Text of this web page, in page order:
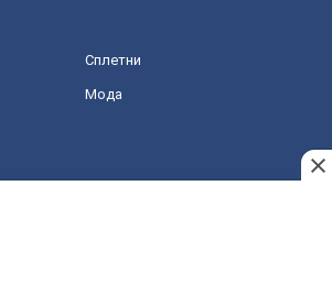
Сплетни
Мода